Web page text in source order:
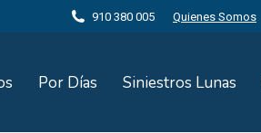
910 380 005 Quienes Somos
Por Días Siniestros Lunas